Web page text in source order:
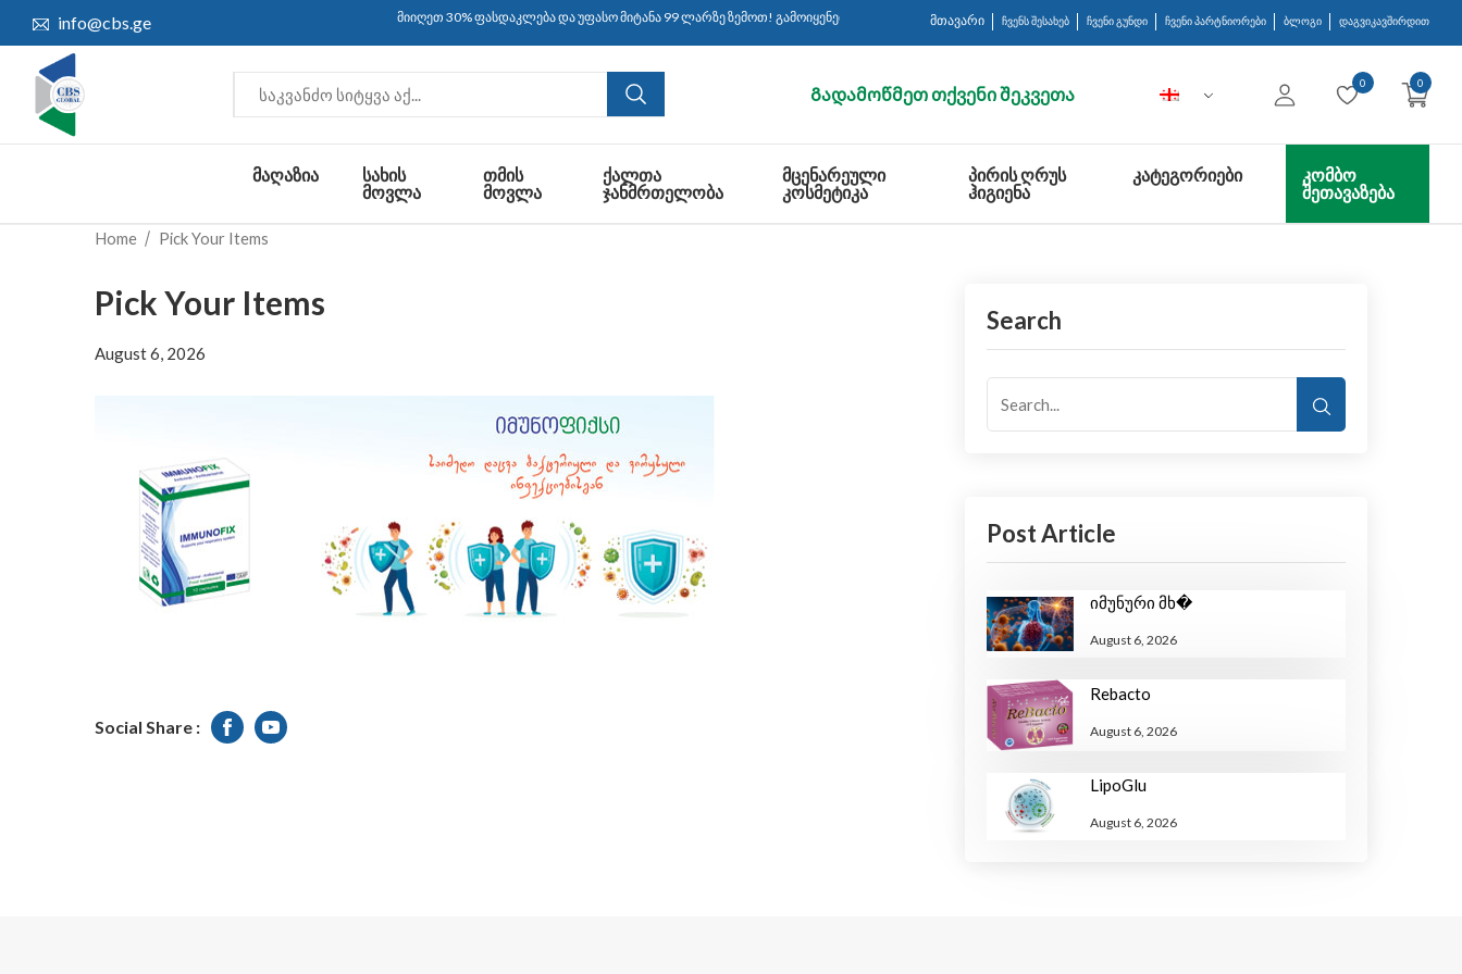
info@cbs.ge მიიღეთ 30% ფასდაკლება და უფასო მიტანა 99 ლარზე ზემოთ! გამოიყენეთ კოდი: CBS30 ყიდვისას!
მთავარი ჩვენს შესახებ ჩვენი გუნდი ჩვენი პარტნიორები ბლოგი დაგვიკავშირდით
Გადამოწმეთ თქვენი შეკვეთა
0 0
ᲛᲐᲦᲐᲖᲘᲐ
ᲡᲐᲮᲘᲡ
ᲛᲝᲕᲚᲐ
ᲗᲛᲘᲡ
ᲛᲝᲕᲚᲐ
ᲥᲐᲚᲗᲐ
ᲯᲐᲜᲛᲠᲗᲔᲚᲝᲑᲐ
ᲛᲪᲔᲜᲐᲠᲔᲣᲚᲘ
ᲙᲝᲡᲛᲔᲢᲘᲙᲐ
ᲞᲘᲠᲘᲡ ᲦᲠᲣᲡ
ᲰᲘᲒᲘᲔᲜᲐ
ᲙᲐᲢᲔᲒᲝᲠᲘᲔᲑᲘ
ᲙᲝᲛᲑᲝ
ᲨᲔᲗᲐᲕᲐᲖᲔᲑᲐ
Home Pick Your Items
Pick Your Items
August 6, 2026
Social Share : FacebookYoutube
Search
Post Article
Იმუნური Მხ�
August 6, 2026
Rebacto
August 6, 2026
LipoGlu
August 6, 2026